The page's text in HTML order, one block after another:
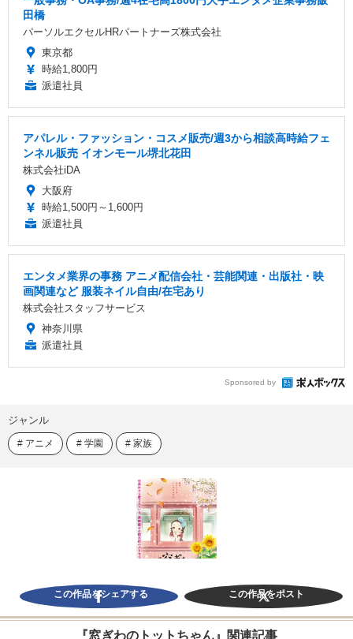
田橋
パーソルエクセルHRパートナーズ株式会社
東京都
時給1,800円
派遣社員
アパレル・ファッション・コスメ販売/週3から相談高時給フェ
ンネル販売 イオンモール堺北花田
株式会社iDA
大阪府
時給1,500円～1,600円
派遣社員
エンタメ業界の事務 アニメ配信会社・芸能関連・出版社・映
画関連など 服装ネイル自由/在宅あり
株式会社スタッフサービス
神奈川県
派遣社員
Sponsored by
ジャンル
アニメ 学園 家族
この作品をシェアする この作品をポスト
『窓ぎわのトットちゃん』関連記事